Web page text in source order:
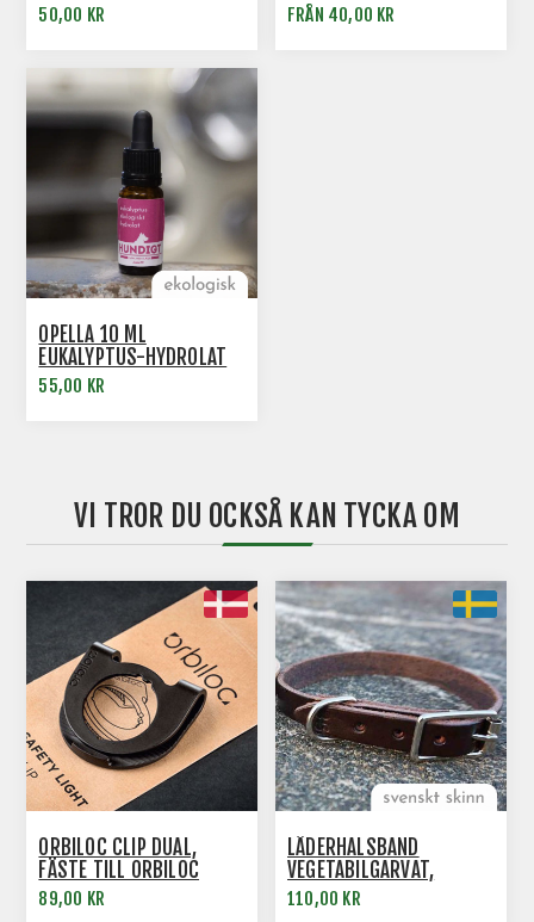
50,00 KR FRÅN 40,00 KR
OPELLA 10 ML
EUKALYPTUS-HYDROLAT
NOSE WORK
55,00 KR
VI TROR DU OCKSÅ KAN TYCKA OM
ORBILOC CLIP DUAL,
FÄSTE TILL ORBILOC
SAFETY LIGHT
89,00 KR
LÄDERHALSBAND
VEGETABILGARVAT,
SVENSKTILLVERKAT
110,00 KR